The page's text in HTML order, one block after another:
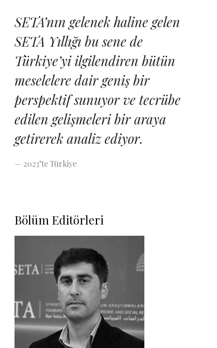
SETA’nın gelenek haline gelen
SETA Yıllığı bu sene de
Türkiye’yi ilgilendiren bütün
meselelere dair geniş bir
perspektif sunuyor ve tecrübe
edilen gelişmeleri bir araya
getirerek analiz ediyor.
— 2023’te Türkiye
Bölüm Editörleri